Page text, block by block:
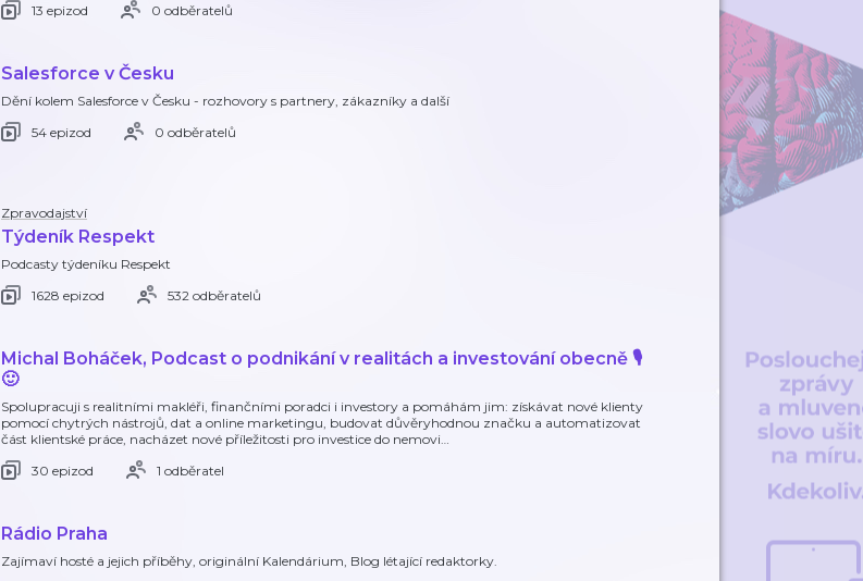
13 epizod
0 odběratelů
Salesforce v Česku
Dění kolem Salesforce v Česku - rozhovory s partnery, zákazníky a další
54 epizod
0 odběratelů
Zpravodajství
Týdeník Respekt
Podcasty týdeníku Respekt
1628 epizod
532 odběratelů
Michal Boháček, Podcast o podnikání v realitách a investování obecně 🎙️
🙂
Spolupracuji s realitními makléři, finančními poradci i investory a pomáhám jim: získávat nové klienty
pomocí chytrých nástrojů, dat a online marketingu, budovat důvěryhodnou značku a automatizovat
část klientské práce, nacházet nové příležitosti pro investice do nemovi…
30 epizod
1 odběratel
Rádio Praha
Zajímaví hosté a jejich příběhy, originální Kalendárium, Blog létající redaktorky.